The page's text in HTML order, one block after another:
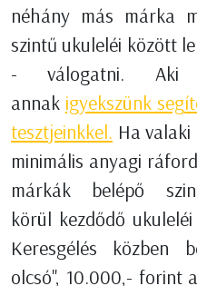
néhány más márka
szintű ukuleléi között
- válogatni. Aki
annak igyekszünk
tesztjeinkkel. Ha
minimális anyagi
márkák belépő
körül kezdődő
Keresgélés közben
olcsó", 10.000,- forint